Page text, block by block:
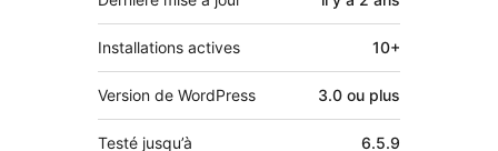
Installations actives 10+
Version de WordPress 3.0 ou plus
Testé jusqu’à 6.5.9